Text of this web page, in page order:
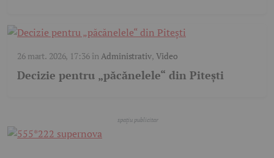
26 mart. 2026, 17:36în Administrativ, Video
Decizie pentru „păcănelele“ din Pitești